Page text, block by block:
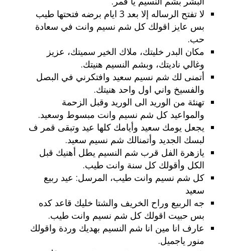
لا تفتح الرساله إلا بعد 3 ايام برضه فتحتها طيب
بس عايز اقولك كل شم نسيم وانت في سعادة
حب.
مكان البدر خليتك، ملاك الخير سميتك، عزيز
وغالي ناديتك، وبشم النسيم هنيتك.
أتمنى لك شم نسيم سعيد وافتكرني في البصل
والفسيخ واني اول واحد هنيتك.
تهنئة من الوريد الى الوريد وقبل الزحمة
والمواعيد كل شم نسيم وانت مبسوط وسعيد.
يجعل يومك سعيد وأيامك كلها عيد وتبقى قمر ف
لبسك الجديد وأتمنالك شم نسيم سعيد.
يازهرة الفل قرب شم النسيم يطل أهنيك قبل
الكل وأقولك كل سنة وانت طيب.
كل شم نسيم وانت طيب، المرسل: عيد ربيع
سعيد
جه الربيع وراح الخريف والشتا خليك قاعد كده
بس حبيت اقولك كل شم نسيم وانت طيب.
عارف انا مين انا شم النسيم بهديك وردة واقولك
منور ياجميل.